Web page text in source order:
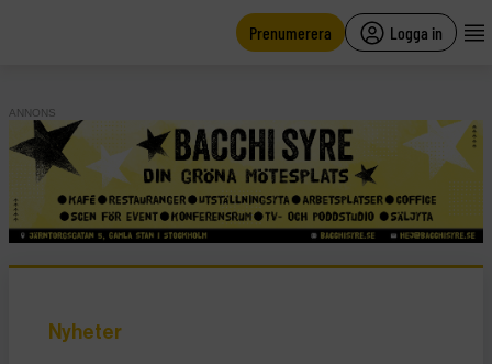
Prenumerera Logga in
ANNONS
Nyheter